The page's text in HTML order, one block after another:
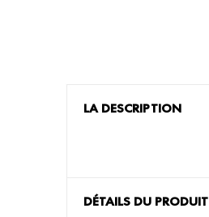
LA DESCRIPTION
DÉTAILS DU PRODUIT